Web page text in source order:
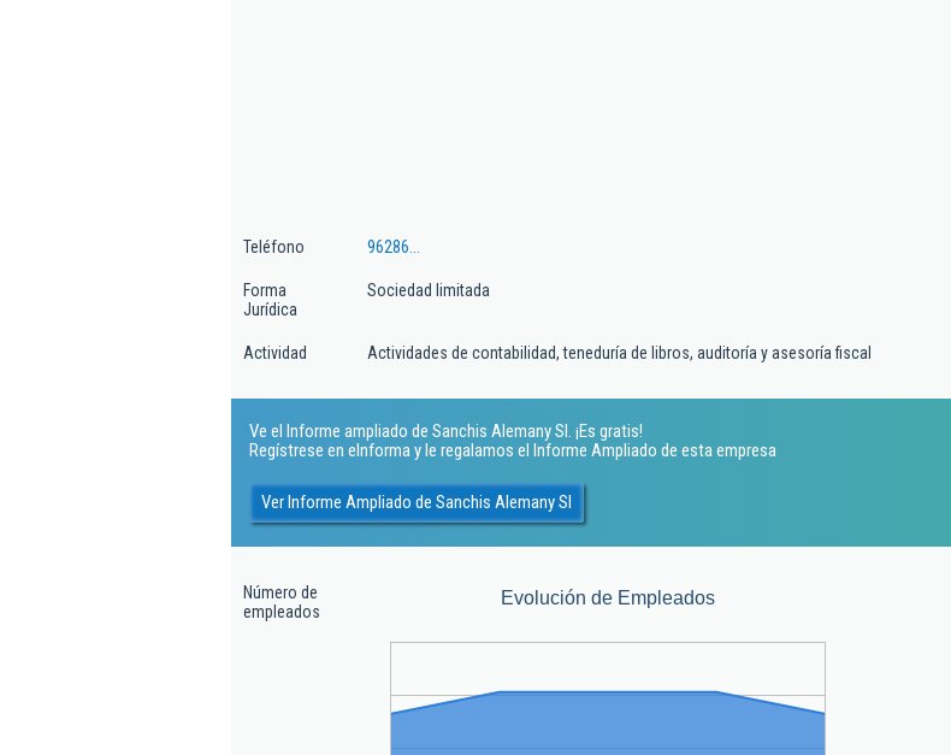
Teléfono 96286...
Forma
Jurídica
Sociedad limitada
Actividad Actividades de contabilidad, teneduría de libros, auditoría y asesoría fiscal
Ve el Informe ampliado de Sanchis Alemany Sl. ¡Es gratis!
Regístrese en eInforma y le regalamos el Informe Ampliado de esta empresa
Ver Informe Ampliado de Sanchis Alemany Sl
Número de
empleados
Evolución de Empleados